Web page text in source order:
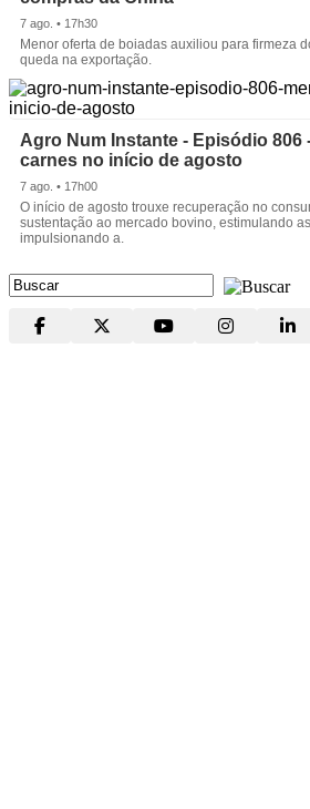
7 ago. • 17h30
Menor oferta de boiadas auxiliou para firmeza
queda na exportação.
Agro Num Instante - Episódio 806
carnes no início de agosto
7 ago. • 17h00
O início de agosto trouxe recuperação no
sustentação ao mercado bovino, estimulando
impulsionando a.